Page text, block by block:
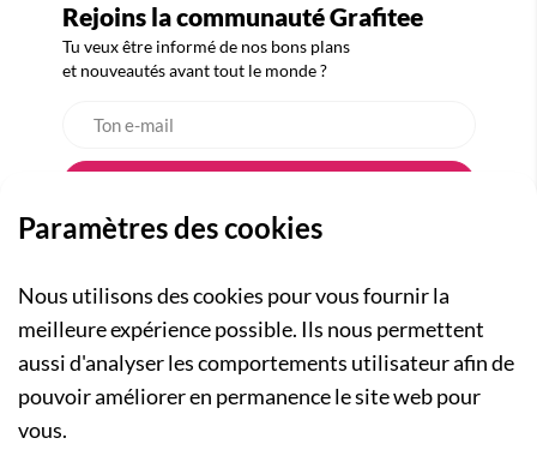
Rejoins la communauté Grafitee
Tu veux être informé de nos bons plans
et nouveautés avant tout le monde ?
A PROPOS
Qui sommes-nous ?
Actualités
NOS RUBRIQUES
Paramètres des cookies
Nous utilisons des cookies pour vous fournir la
meilleure expérience possible. Ils nous permettent
aussi d'analyser les comportements utilisateur afin de
pouvoir améliorer en permanence le site web pour
vous.